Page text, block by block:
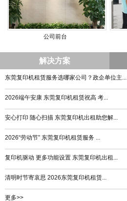
公司前台
解决方案
东莞复印机租赁服务选哪家公司？政企单位主...
2026端午安康 东莞复印机租赁祝高 考...
安心打印 随心扫描 东莞复印机出租助您解...
2026“劳动节” 东莞复印机租赁服务 ...
复印机驱动 更多功能设置 东莞复印机出租...
清明时节寄哀思 2026东莞复印机租赁...
更多>>